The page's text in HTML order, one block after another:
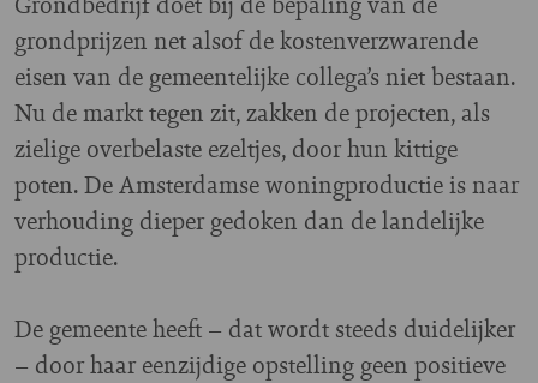
grondprijzen net alsof de kostenverzwarende
eisen van de gemeentelijke collega’s niet bestaan.
Nu de markt tegen zit, zakken de projecten, als
zielige overbelaste ezeltjes, door hun kittige
poten. De Amsterdamse woningproductie is naar
verhouding dieper gedoken dan de landelijke
productie.
De gemeente heeft – dat wordt steeds duidelijker
– door haar eenzijdige opstelling geen positieve